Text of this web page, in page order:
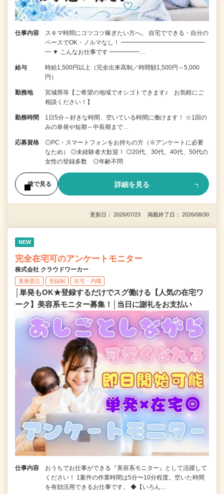
仕事内容
スキマ時間にコツコツ稼ぎたい方へ。 自宅でできる・自分の
ペースでOK・ノルマなし！ ━━━━━━━━━━━━━━
━ ▼ こんなお仕事です ━━━━━…
給与
時給1,500円以上（完全出来高制／時間額1,500円～5,000
円）
勤務地
宮城県等【ご希望の地域でオシゴトできます♪ お気軽にご
相談ください！】
勤務時間
1日5分～好きな時間、空いている時間に働けます！ ☆1回の
みの単発や短期～中長期まで…
応募資格
◎PC・スマートフォンをお持ちの方（※アンケートに必要
なため） ◎未経験者大歓迎！ ◎20代、30代、40代、50代の
女性の登録多数 ◎年齢不問
後で見る 詳細を見る
更新日： 2026/07/23 掲載終了日： 2026/08/30
NEW
完全在宅可のアンケートモニター
株式会社 クラウドワーカー
業務委託 登録制 在宅・内職
│単発もOK★登録するだけでスグ働ける【人気の在宅ワ
ーク】美容系モニター募集！│当日に謝礼をお支払い
仕事内容
おうちでお仕事ができる『美容系モニター』として活躍して
ください！ 1案件の作業時間は5分〜10分程度。空いた時間
を有効活用できるお仕事です。 ◆【いろん…